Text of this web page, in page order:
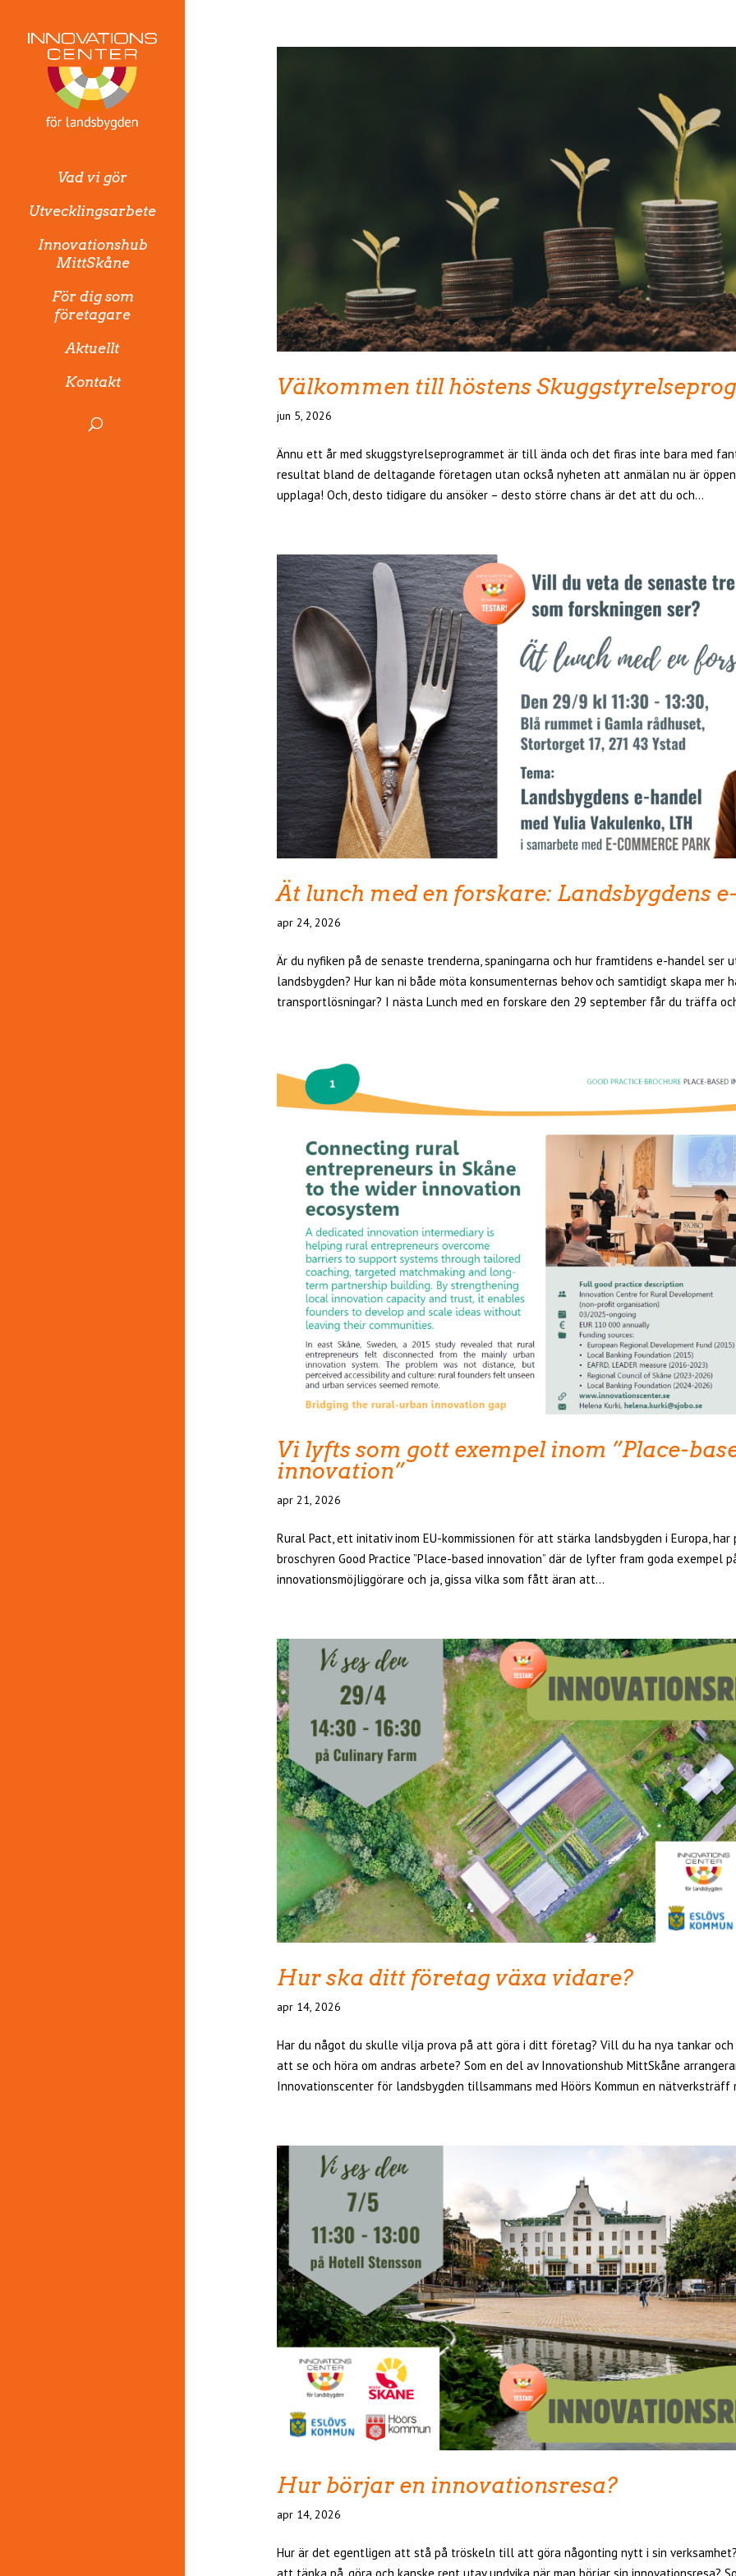
Vad vi gör
Utvecklingsarbete
Innovationshub
MittSkåne
För dig som
företagare
Aktuellt
Kontakt Välkommen till höstens
jun 5, 2026
Ännu ett år med skuggstyrelseprogrammet är till ända och det firas inte bara med
resultat bland de deltagande företagen utan också nyheten att anmälan nu är
upplaga! Och, desto tidigare du ansöker – desto större chans är det att du och...
Ät lunch med en forskare: Landsbygdens
apr 24, 2026
Är du nyfiken på de senaste trenderna, spaningarna och hur framtidens e-handel ser
landsbygden? Hur kan ni både möta konsumenternas behov och samtidigt skapa mer
transportlösningar? I nästa Lunch med en forskare den 29 september får du träffa
Vi lyfts som gott exempel inom ”Place-
innovation”
apr 21, 2026
Rural Pact, ett initativ inom EU-kommissionen för att stärka landsbygden i Europa,
broschyren Good Practice ”Place-based innovation” där de lyfter fram goda exempel
innovationsmöjliggörare och ja, gissa vilka som fått äran att...
Hur ska ditt företag växa vidare?
apr 14, 2026
Har du något du skulle vilja prova på att göra i ditt företag? Vill du ha nya tankar och
att se och höra om andras arbete? Som en del av Innovationshub MittSkåne
Innovationscenter för landsbygden tillsammans med Höörs Kommun en nätverksträff
Hur börjar en innovationsresa?
apr 14, 2026
Hur är det egentligen att stå på tröskeln till att göra någonting nytt i sin